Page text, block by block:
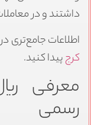
داشتند و در
اطلاعات جامع‌تری
کرجپیدا کنید.
معرفی
رسمی